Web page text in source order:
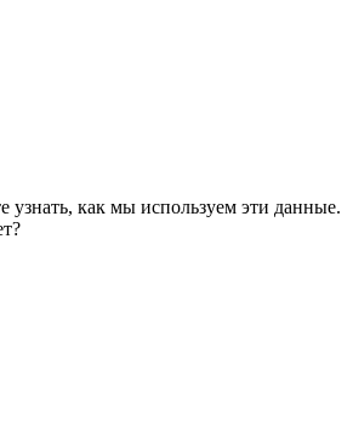
узнать, как мы используем эти данные.